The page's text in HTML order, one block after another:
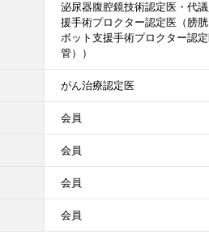
泌尿器腹腔鏡技術認定医・代
援手術プロクター認定医（膀
ボット支援手術プロクター認
管））
がん治療認定医
会員
会員
会員
会員